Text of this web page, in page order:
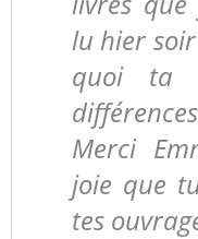
lu hier
quoi ta
Merci
joie que
tes